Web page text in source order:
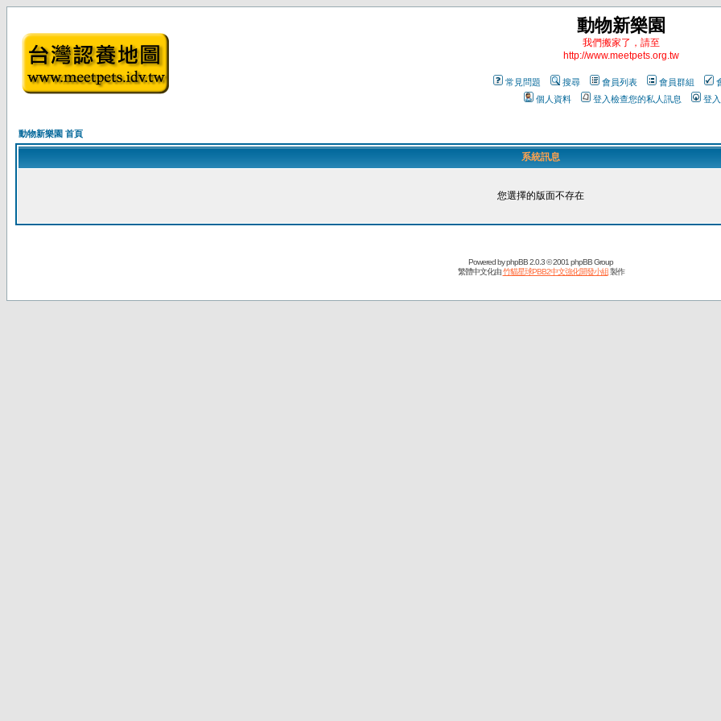
動物新樂園
我們搬家了，請至
http://www.meetpets.org.tw
常見問題 搜尋 會員列表 會員群組
個人資料
登入檢查您的私人訊息 登入
動物新樂園 首頁
系統訊息
您選擇的版面不存在
Powered byphpBB2.0.3 © 2001 phpBB Group
繁體中文化由竹貓星球PBB2中文強化開發小組製作